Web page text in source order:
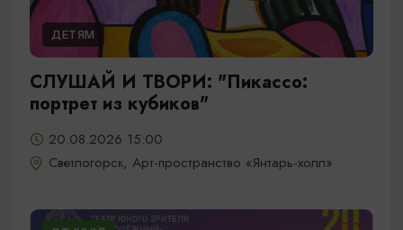
ДЕТЯМ
СЛУШАЙ И ТВОРИ: "Пикассо:
портрет из кубиков"
20.08.2026 15:00
Светлогорск, Арт-пространство «Янтарь-холл»